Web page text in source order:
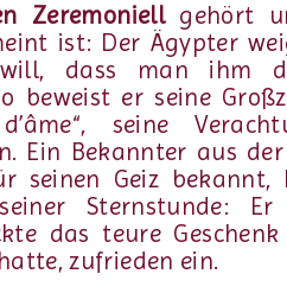
Zeremoniellgehört
ist: Der Ägypter
dass man ihm
beweist er seine
seine
Ein Bekannter aus der
seinen Geiz
Sternstunde: Er
das teure
zufrieden ein.